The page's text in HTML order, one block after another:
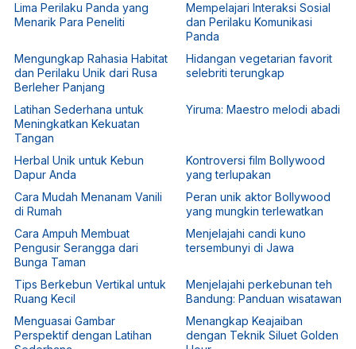
Lima Perilaku Panda yang
Menarik Para Peneliti
Mempelajari Interaksi Sosial
dan Perilaku Komunikasi
Panda
Mengungkap Rahasia Habitat
dan Perilaku Unik dari Rusa
Berleher Panjang
Hidangan vegetarian favorit
selebriti terungkap
Latihan Sederhana untuk
Meningkatkan Kekuatan
Tangan
Yiruma: Maestro melodi abadi
Herbal Unik untuk Kebun
Dapur Anda
Kontroversi film Bollywood
yang terlupakan
Cara Mudah Menanam Vanili
di Rumah
Peran unik aktor Bollywood
yang mungkin terlewatkan
Cara Ampuh Membuat
Pengusir Serangga dari
Bunga Taman
Menjelajahi candi kuno
tersembunyi di Jawa
Tips Berkebun Vertikal untuk
Ruang Kecil
Menjelajahi perkebunan teh
Bandung: Panduan wisatawan
Menguasai Gambar
Perspektif dengan Latihan
Menangkap Keajaiban
dengan Teknik Siluet Golden